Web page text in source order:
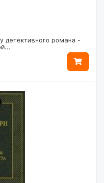
детективного романа -